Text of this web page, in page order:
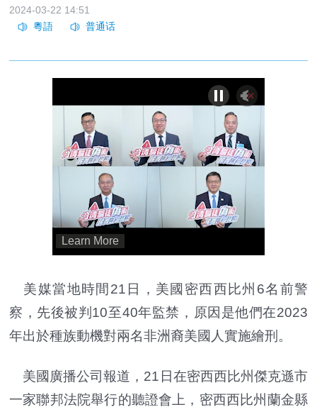
2024-03-22 14:51
美媒當地時間21日，美國密西西比州6名前警
察，先後被判10至40年監禁，原因是他們在2023
年出於種族動機對兩名非洲裔美國人實施繪刑。
美國廣播公司報道，21日在密西西比州傑克遜市
一家聯邦法院舉行的聽證會上，密西西比州蘭金縣